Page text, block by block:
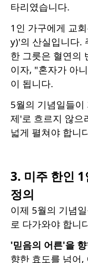
타리였습니다.
1인 가구에게 교
y)'의 산실입니다.
한 그릇은 혈연의
이자, "혼자가 아
이 됩니다.
5월의 기념일들
제'로 흐르지 않으
넓게 펼쳐야 합니
3. 미주 한인
정의
이제 5월의 기념
로 다가와야 합니
'믿음의 어른'을
향한 효도를 넘어,